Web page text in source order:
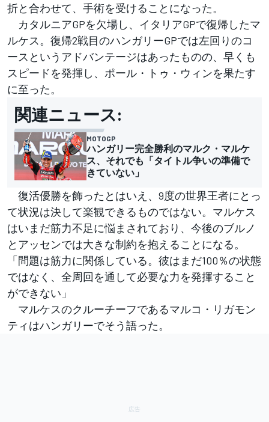
折と合わせて、手術を受けることになった。
カタルニアGPを欠場し、イタリアGPで復帰したマ
ルケス。復帰2戦目のハンガリーGPでは左回りのコ
ースというアドバンテージはあったものの、早くも
スピードを発揮し、ポール・トゥ・ウィンを果たす
に至った。
関連ニュース:
MOTOGP
ハンガリー完全勝利のマルク・マルケ
ス、それでも「タイトル争いの準備で
きていない」
復活優勝を飾ったとはいえ、9度の世界王者にとっ
て状況は決して楽観できるものではない。マルケス
はいまだ筋力不足に悩まされており、今後のブルノ
とアッセンでは大きな制約を抱えることになる。
「問題は筋力に関係している。彼はまだ100％の状態
ではなく、全周回を通して必要な力を発揮すること
ができない」
マルケスのクルーチーフであるマルコ・リガモン
ティはハンガリーでそう語った。